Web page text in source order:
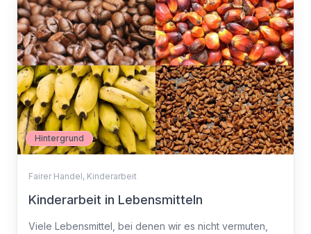
Hintergrund
Fairer Handel, Kinderarbeit
Kinderarbeit in Lebensmitteln
Viele Lebensmittel, bei denen wir es nicht vermuten,